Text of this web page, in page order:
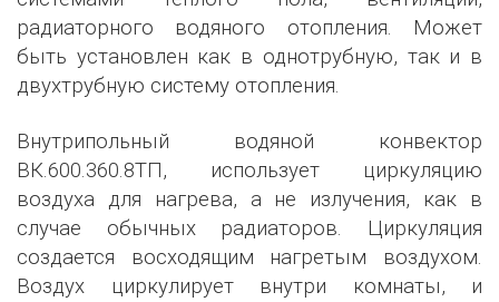
радиаторного водяного отопления. Может
быть установлен как в однотрубную, так и в
двухтрубную систему отопления.
Внутрипольный водяной конвектор
ВК.600.360.8ТП, использует циркуляцию
воздуха для нагрева, а не излучения, как в
случае обычных радиаторов. Циркуляция
создается восходящим нагретым воздухом.
Воздух циркулирует внутри комнаты, и